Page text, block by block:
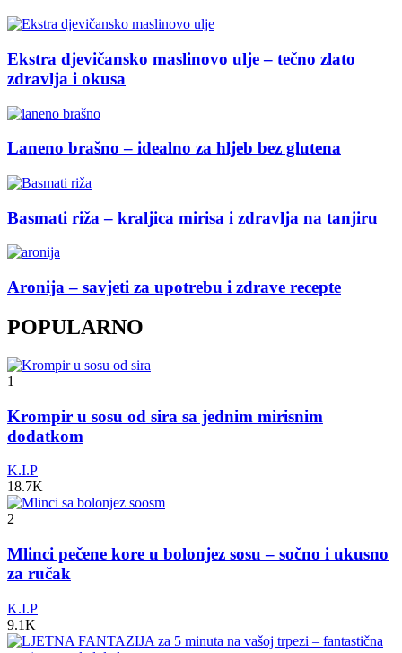
Ekstra djevičansko maslinovo ulje – tečno zlato
zdravlja i okusa
Laneno brašno – idealno za hljeb bez glutena
Basmati riža – kraljica mirisa i zdravlja na tanjiru
Aronija – savjeti za upotrebu i zdrave recepte
POPULARNO
1
Krompir u sosu od sira sa jednim mirisnim
dodatkom
K.I.P
18.7K
2
Mlinci pečene kore u bolonjez sosu – sočno i ukusno
za ručak
K.I.P
9.1K